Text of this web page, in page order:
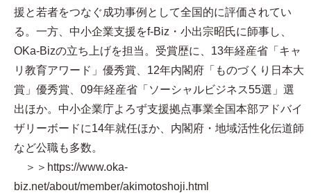
援と若者をつなぐ成功事例として全国的に評価されてい
る。一方、中小企業支援をf-Biz・小出宗昭氏に師事し、
OKa-Bizの立ち上げを担当。受賞歴に、13年経産省「キャ
リ教育アワード」優秀賞、12年内閣府「ものづくり日本大
賞」優秀賞、09年経産省「ソーシャルビジネス55選」選
出ほか。中小企業庁よろず支援拠点事業全国本部アドバイ
ザリーボードに14年就任ほか、内閣府・地域活性化伝道師
など公職も多数。
＞＞https://www.oka-
biz.net/about/member/akimotoshoji.html